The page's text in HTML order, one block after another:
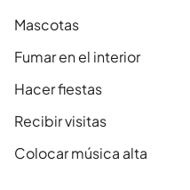
Mascotas
Fumar en el interior
Hacer fiestas
Recibir visitas
Colocar música alta